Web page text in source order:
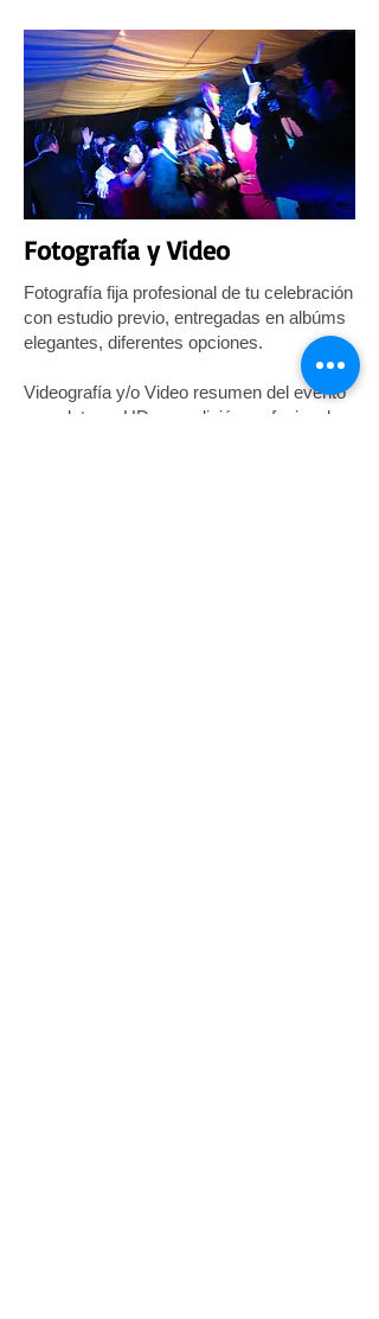
Fotografía y Video
Fotografía fija profesional de tu celebración
con estudio previo, entregadas en albúms
elegantes, diferentes opciones.
Videografía y/o Video resumen del evento
completo en HD con edición profesional.